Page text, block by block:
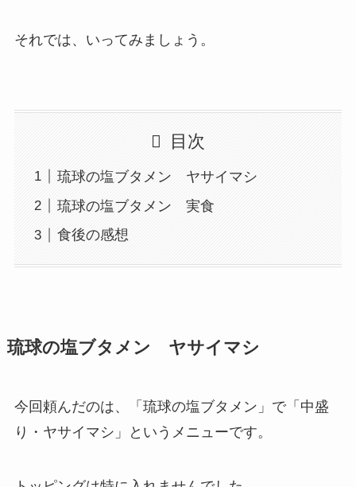
それでは、いってみましょう。
目次
琉球の塩ブタメン ヤサイマシ
琉球の塩ブタメン 実食
食後の感想
琉球の塩ブタメン ヤサイマシ
今回頼んだのは、「琉球の塩ブタメン」で「中盛
り・ヤサイマシ」というメニューです。